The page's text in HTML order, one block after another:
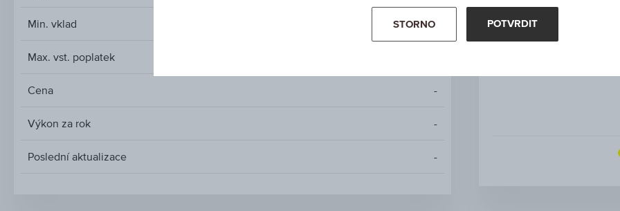
Min. vklad -
Max. vst. poplatek
Cena -
Výkon za rok -
Poslední aktualizace -
STORNO POTVRDIT